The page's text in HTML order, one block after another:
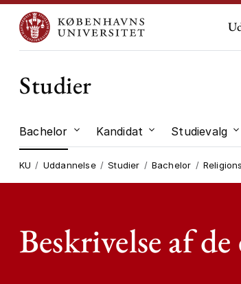
Studier
Bachelor Undermenu til "Bachelor"
Kandidat Undermenu til
Studievalg
KU Uddannelse Studier Bachelor
Beskrivelse af